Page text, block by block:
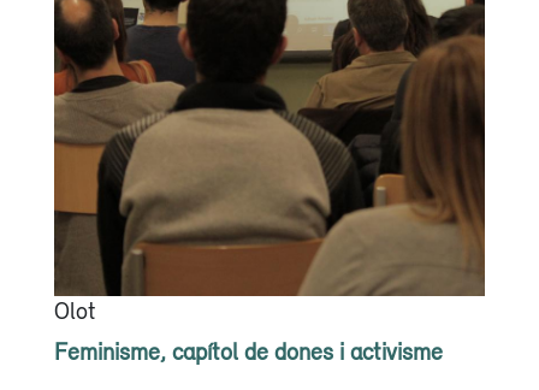
Olot
Feminisme, capítol de dones i activisme